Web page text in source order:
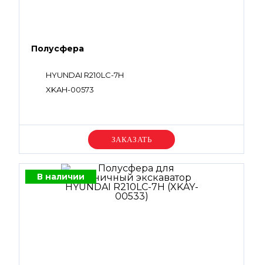
Полусфера
HYUNDAI R210LC-7H
XKAH-00573
Уточняйте цену
В наличии